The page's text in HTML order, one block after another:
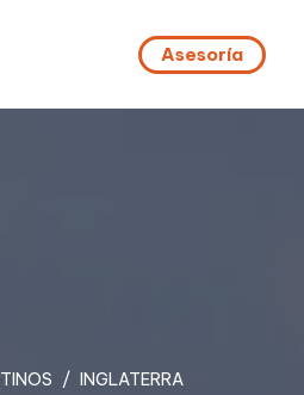
Asesoría
INGLATERRA